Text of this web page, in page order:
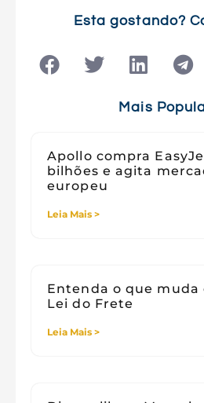
Tecnologia
Esta gostando?
Mais
Apollo compra
bilhões e agita
europeu
Leia Mais >
Entenda o que muda
Lei do Frete
Leia Mais >